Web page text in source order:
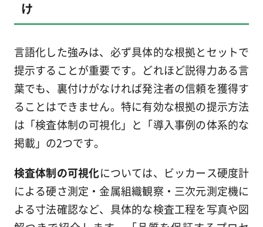
け
言語化した強みは、必ず具体的な根拠とセットで
提示することが重要です。どれほど説得力ある言
葉でも、裏付けがなければ発注者の信頼を獲得す
ることはできません。特に有効な根拠の提示方法
は「検査体制の可視化」と「導入事例の体系的な
掲載」の2つです。
検査体制の可視化については、ビッカース硬度計
による硬さ測定・金属組織観察・三次元測定機に
よる寸法確認など、具体的な検査工程を写真や図